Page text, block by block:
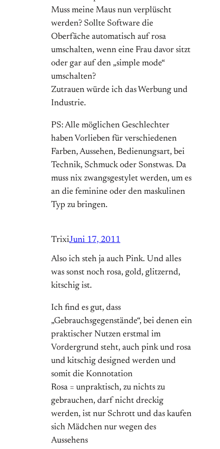
Muss meine Maus nun verplüscht
werden? Sollte Software die
Oberfäche automatisch auf rosa
umschalten, wenn eine Frau davor sitzt
oder gar auf den „simple mode“
umschalten?
Zutrauen würde ich das Werbung und
Industrie.
PS: Alle möglichen Geschlechter
haben Vorlieben für verschiedenen
Farben, Aussehen, Bedienungsart, bei
Technik, Schmuck oder Sonstwas. Da
muss nix zwangsgestylet werden, um es
an die feminine oder den maskulinen
Typ zu bringen.
TrixiJuni 17, 2011
Also ich steh ja auch Pink. Und alles
was sonst noch rosa, gold, glitzernd,
kitschig ist.
Ich find es gut, dass
„Gebrauchsgegenstände“, bei denen ein
praktischer Nutzen erstmal im
Vordergrund steht, auch pink und rosa
und kitschig designed werden und
somit die Konnotation
Rosa = unpraktisch, zu nichts zu
gebrauchen, darf nicht dreckig
werden, ist nur Schrott und das kaufen
sich Mädchen nur wegen des
Aussehens